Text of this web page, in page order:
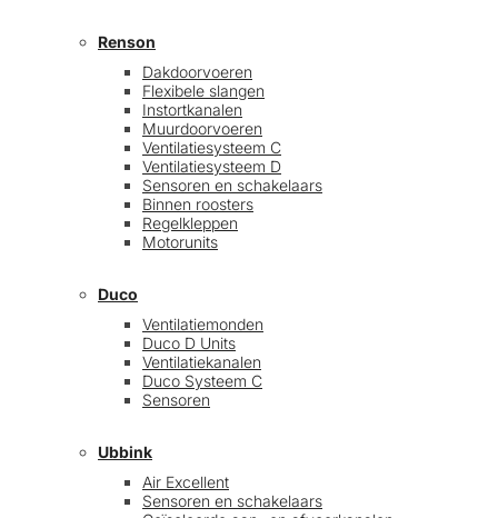
Renson
Dakdoorvoeren
Flexibele slangen
Instortkanalen
Muurdoorvoeren
Ventilatiesysteem C
Ventilatiesysteem D
Sensoren en schakelaars
Binnen roosters
Regelkleppen
Motorunits
Duco
Ventilatiemonden
Duco D Units
Ventilatiekanalen
Duco Systeem C
Sensoren
Ubbink
Air Excellent
Sensoren en schakelaars